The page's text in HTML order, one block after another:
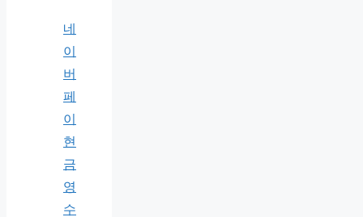
네
이
버
페
이
현
금
영
수